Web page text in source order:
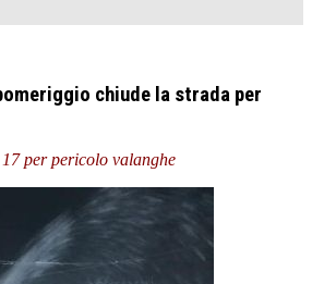
chiude la strada per
per pericolo valanghe